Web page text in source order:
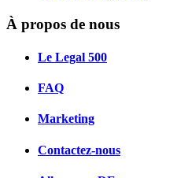
À propos de nous
Le Legal 500
FAQ
Marketing
Contactez-nous